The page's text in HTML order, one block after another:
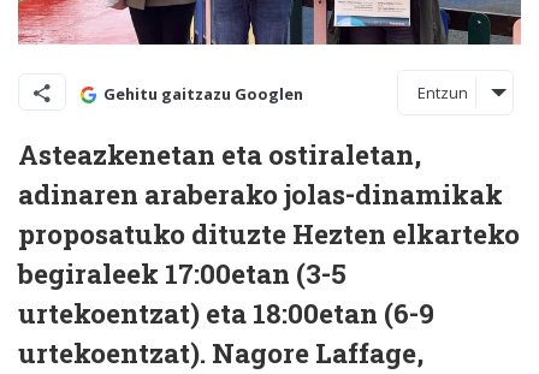
Gehitu gaitzazu Googlen Entzun
Asteazkenetan eta ostiraletan,
adinaren araberako jolas-dinamikak
proposatuko dituzte Hezten elkarteko
begiraleek 17:00etan (3-5
urtekoentzat) eta 18:00etan (6-9
urtekoentzat). Nagore Laffage,